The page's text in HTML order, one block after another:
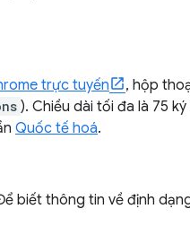
trực tuyến
, hộp
). Chiều dài tối đa là 75
Quốc tế hoá.
biết thông tin về định